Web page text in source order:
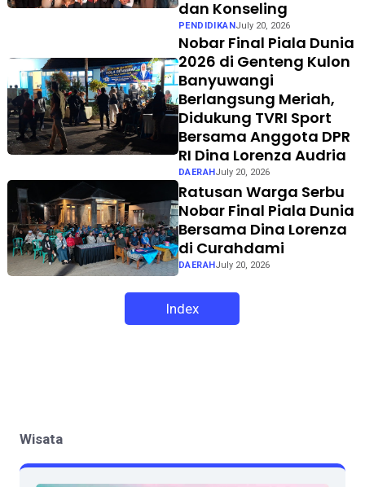
dan Konseling
PENDIDIKANJuly 20, 2026
Nobar Final Piala Dunia
2026 di Genteng Kulon
Banyuwangi
Berlangsung Meriah,
Didukung TVRI Sport
Bersama Anggota DPR
RI Dina Lorenza Audria
DAERAHJuly 20, 2026
Ratusan Warga Serbu
Nobar Final Piala Dunia
Bersama Dina Lorenza
di Curahdami
DAERAH July 20, 2026
Index
Wisata